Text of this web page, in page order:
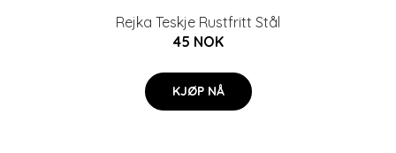
Rejka Teskje Rustfritt Stål
45 NOK
KJØP NÅ